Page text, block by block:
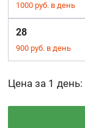
1000 руб. в день
28
900 руб. в день
Цена за 1 день: